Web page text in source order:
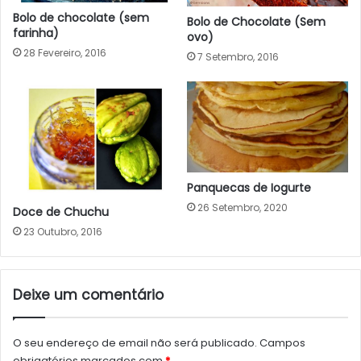
Bolo de chocolate (sem
farinha)
28 Fevereiro, 2016
Bolo de Chocolate (Sem
ovo)
7 Setembro, 2016
Doce de Chuchu
23 Outubro, 2016
Panquecas de Iogurte
26 Setembro, 2020
Deixe um comentário
O seu endereço de email não será publicado. Campos